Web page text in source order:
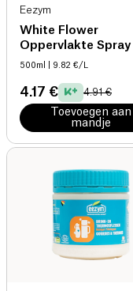
Eezym
White Flower
Oppervlakte Spray
500ml | 9.82 €/L
4.17 € 4.91 €
Toevoegen aan
mandje